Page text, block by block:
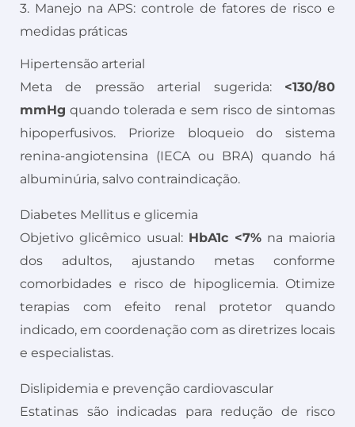
3. Manejo na APS: controle de fatores de risco e
medidas práticas
Hipertensão arterial
Meta de pressão arterial sugerida: <130/80
mmHg quando tolerada e sem risco de sintomas
hipoperfusivos. Priorize bloqueio do sistema
renina-angiotensina (IECA ou BRA) quando há
albuminúria, salvo contraindicação.
Diabetes Mellitus e glicemia
Objetivo glicêmico usual: HbA1c <7% na maioria
dos adultos, ajustando metas conforme
comorbidades e risco de hipoglicemia. Otimize
terapias com efeito renal protetor quando
indicado, em coordenação com as diretrizes locais
e especialistas.
Dislipidemia e prevenção cardiovascular
Estatinas são indicadas para redução de risco